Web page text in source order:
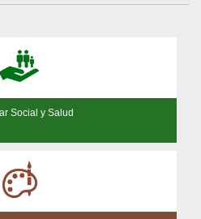
Social y Salud